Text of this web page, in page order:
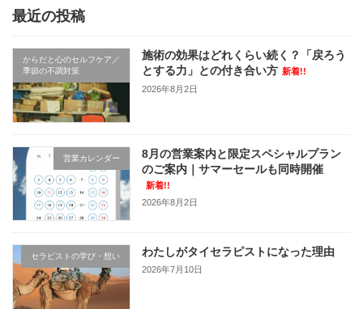
最近の投稿
からだと心のセルフケア／
季節の不調対策
施術の効果はどれくらい続く？「戻ろう
とする力」との付き合い方 新着!!
2026年8月2日
営業カレンダー
8月の営業案内と限定スペシャルプラン
のご案内｜サマーセールも同時開催
新着!!
2026年8月2日
セラピストの学び・想い わたしがタイセラピストになった理由
2026年7月10日